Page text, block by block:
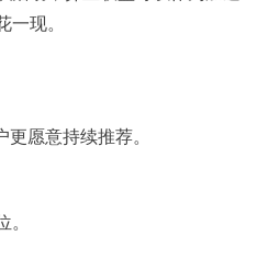
现。
愿意持续推荐。